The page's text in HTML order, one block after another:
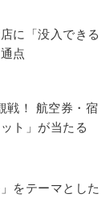
に「没入できる
点
戦！ 航空券・宿
ト」が当たる
をテーマとした